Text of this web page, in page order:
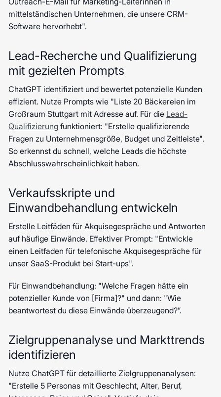
mittelständischen Unternehmen, die unsere CRM-
Software hervorhebt".
Lead-Recherche und Qualifizierung
mit gezielten Prompts
ChatGPT identifiziert und bewertet potenzielle Kunden
effizient. Nutze Prompts wie "Liste 20 Bäckereien im
Großraum Stuttgart mit Adresse auf. Für die Lead-
Qualifizierung funktioniert: "Erstelle qualifizierende
Fragen zu Unternehmensgröße, Budget und Zeitleiste".
So erkennst du schnell, welche Leads die höchste
Abschlusswahrscheinlichkeit haben.
Verkaufsskripte und
Einwandbehandlung entwickeln
Erstelle Leitfäden für Akquisegespräche und Antworten
auf häufige Einwände. Effektiver Prompt: "Entwickle
einen Leitfaden für telefonische Akquisegespräche für
unser SaaS-Produkt bei Start-ups".
Für Einwandbehandlung: "Welche Fragen hätte ein
potenzieller Kunde von [Firma]?" und dann: "Wie
beantwortest du diese Einwände überzeugend?”.
Zielgruppenanalyse und Markttrends
identifizieren
Nutze ChatGPT für detaillierte Zielgruppenanalysen:
"Erstelle 5 Personas mit Geschlecht, Alter, Beruf,